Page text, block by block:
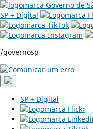
SP + Digital
/governosp
SP + Digital